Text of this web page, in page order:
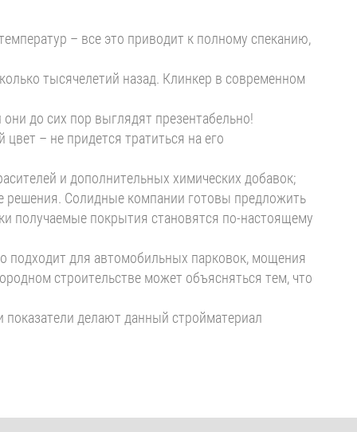
– все это приводит к полному спеканию,
тысячелетий назад. Клинкер в современном
до сих пор выглядят презентабельно!
– не придется тратиться на его
и дополнительных химических добавок;
Солидные компании готовы предложить
получаемые покрытия становятся по-настоящему
подходит для автомобильных парковок, мощения
строительстве может объясняться тем, что
показатели делают данный стройматериал